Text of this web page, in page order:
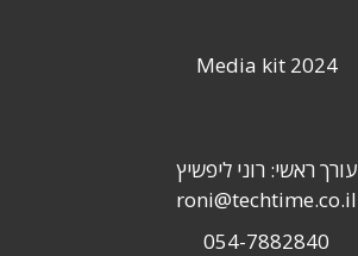
Media kit 2024
עורך ראשי: רוני ליפשיץ
roni@techtime.co.il
054-7882840